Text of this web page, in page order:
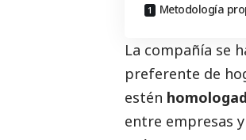
Metodología
La compañía se
preferente de
estén
entre empresas